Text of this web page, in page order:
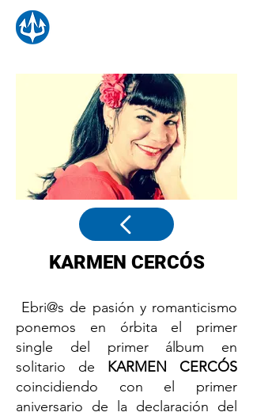
KARMEN CERCÓS
Ebri@s de pasión y romanticismo
ponemos en órbita el primer
single del primer álbum en
solitario de KARMEN CERCÓS
coincidiendo con el primer
aniversario de la declaración del